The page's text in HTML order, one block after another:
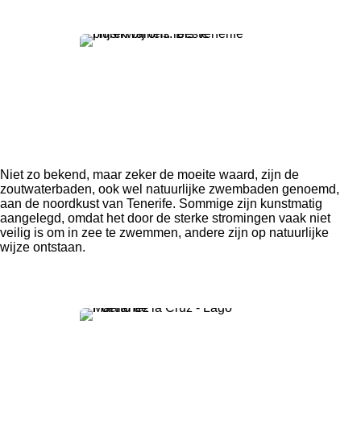
Niet zo bekend, maar zeker de moeite waard, zijn de
zoutwaterbaden, ook wel natuurlijke zwembaden genoemd,
aan de noordkust van Tenerife. Sommige zijn kunstmatig
aangelegd, omdat het door de sterke stromingen vaak niet
veilig is om in zee te zwemmen, andere zijn op natuurlijke
wijze ontstaan.